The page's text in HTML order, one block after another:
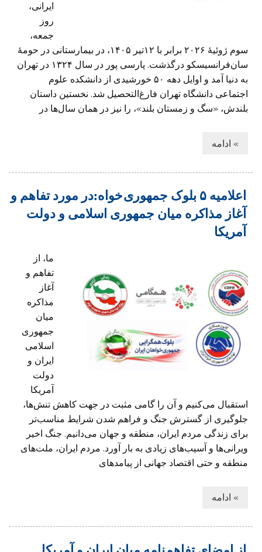
ایرانی،
روز
جمعه،
سوم ژوئیهٔ ۲۰۲۶ برابر با ۱۲تیر ۱۴۰۵، در بیمارستانی در حومهٔ
سان‌فرانسیسکو درگذشت. پارسی پور در سال ۱۳۲۴ در تهران
به دنیا آمد و اوایل دهه ۵۰ خورشیدی از دانشکده علوم
اجتماعی دانشگاه تهران فارغ‌التحصیل شد. نخستین داستان
بلندش، «سگ و زمستان بلند»، را نیز در همان سال‌ها در
» ادامه
اعلاميه ۵ بلوک جمهوری خواه:در مورد تفاهم و
آغاز مذاکره میان جمهوری اسلامی و دولت
آمریکا
ما، از
تفاهم و
آغاز
مذاکره
میان
جمهوری
اسلامی
ایران و
دولت
آمریکا
استقبال می‌کنیم و آن را گامی مثبت در جهت کاهش تنش‌ها،
جلوگیری از گسترش جنگ و فراهم شدن شرایط مناسب‌تر
برای زندگی مردم ایران، منطقه و جهان می‌دانیم. جنگ اخیر
ویرانی‌ها و آسیب‌های زیادی به بار آورد. مردم ایران، ملت‌های
منطقه و حتی اقتصاد جهانی از پیامدهای
» ادامه